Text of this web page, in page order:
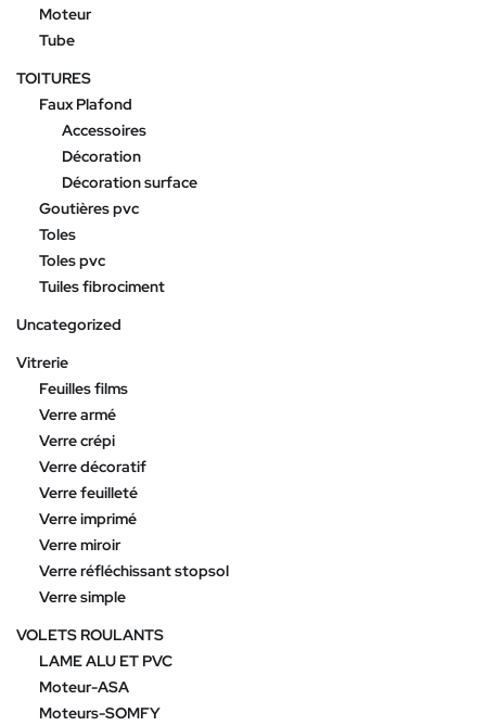
Moteur
Tube
TOITURES
Faux Plafond
Accessoires
Décoration
Décoration surface
Goutières pvc
Toles
Toles pvc
Tuiles fibrociment
Uncategorized
Vitrerie
Feuilles films
Verre armé
Verre crépi
Verre décoratif
Verre feuilleté
Verre imprimé
Verre miroir
Verre réfléchissant stopsol
Verre simple
VOLETS ROULANTS
LAME ALU ET PVC
Moteur-ASA
Moteurs-SOMFY